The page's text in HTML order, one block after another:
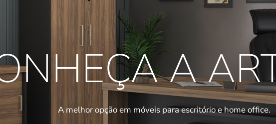
A
A melhor opção em móveis para escritório e home office.